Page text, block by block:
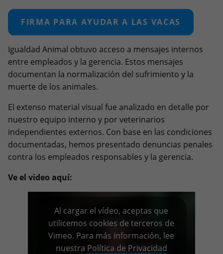
FIRMA PARA AYUDAR A LAS VACAS
Igualdad Animal obtuvo acceso a mensajes internos
entre empleados y la gerencia. Estos mensajes
documentan la normalización del sufrimiento y la
muerte de los animales.
El extenso material visual fue analizado en detalle por
nuestro equipo interno y por veterinarios
independientes externos. Con base en las condiciones
documentadas, hemos presentado denuncias penales
contra los empleados responsables y la gerencia.
Ve el video aquí:
Al cargar el vídeo, aceptas que
utilicemos cookies de terceros de
Vimeo. Para más información, lee
nuestra Política de Privacidad